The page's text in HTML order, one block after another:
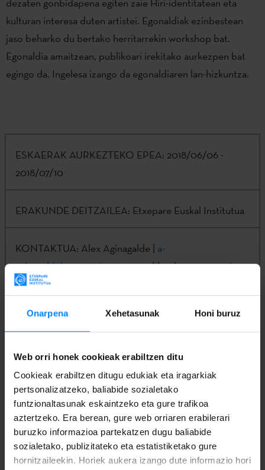
Onarpena Xehetasunak Honi buruz
Web orri honek cookieak erabiltzen ditu
Cookieak erabiltzen ditugu edukiak eta iragarkiak
pertsonalizatzeko, baliabide sozialetako
funtzionaltasunak eskaintzeko eta gure trafikoa
aztertzeko. Era berean, gure web orriaren erabilerari
buruzko informazioa partekatzen dugu baliabide
sozialetako, publizitateko eta estatistiketako gure
hornitzaileekin. Horiek aukera izango dute informazio hori
kulturan interesa duten artistei. Egonaldiak ezinbestean
jaso beharko du bertako herritarrekin workshop bat.
Egonaldia amaitzean, publikoari irekitako aurkezpen bat
egingo da. Ingelesa izango da egonaldiaren lan-hizkuntza.
ESKAERAK AURKEZTEKO EPEA: 2018/06/06 -
2018/07/10
ERAKUNDE DEITZAILEA: Etxepare Euskal Institutua
KONTAKTUA: Alex Aginagalde | a-
aginagaldelopez@etxepare.eus| (+34) 943 023 406
Eskabidea (1. eranskina) eta dokumentazioa ondorengo
etxepare@etxepare.eus
1. ERANSKINA - ESKABIDEA